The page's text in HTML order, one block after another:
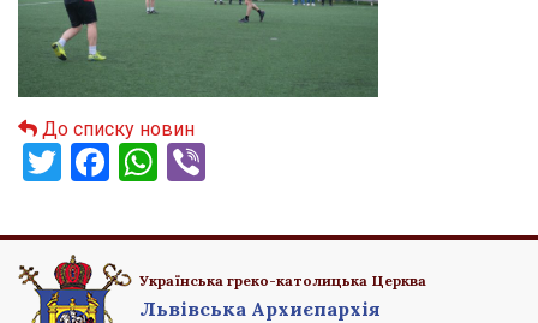
До списку новин
Twitter
Facebook
WhatsApp
Українська греко-католицька Церква
Львівська Архиєпархія